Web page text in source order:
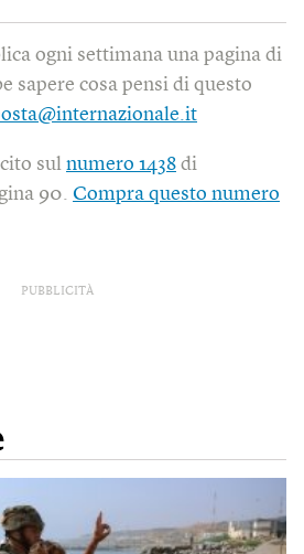
ogni settimana una pagina di
sapere cosa pensi di questo
sul numero 1438 di
90. Compra questo numero
PUBBLICITÀ